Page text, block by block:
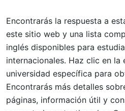
Encontrarás la respuesta a
este sitio web y una lista
inglés disponibles para
internacionales. Haz clic en la
universidad específica para
Encontrarás más detalles
páginas, información útil y